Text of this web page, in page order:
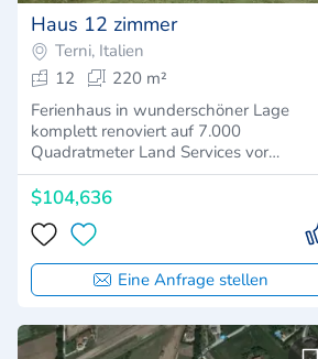
Haus 12 zimmer
Terni, Italien
12
220 m²
Ferienhaus in wunderschöner Lage
komplett renoviert auf 7.000
Quadratmeter Land Services vor…
$104,636
Eine Anfrage stellen